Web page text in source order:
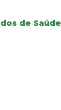
de Saúde